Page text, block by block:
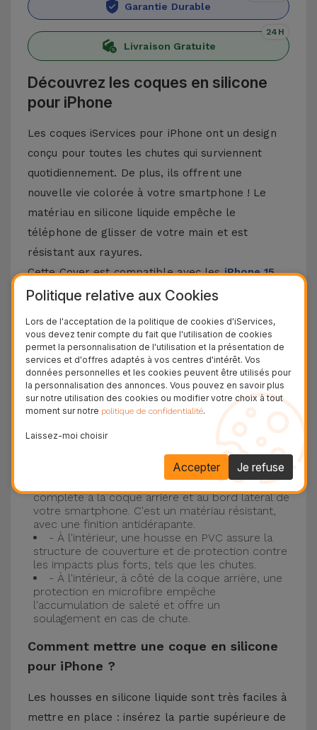
Garantie Durable
Livraison Gratuite
24H
Découvrez les coques en silicone
pour iPhone
Les coques iServices pour iPhone ont un design
conçu pour toutes les chutes qui surviennent
quotidiennement. De plus, ils offrent une
nouvelle vie colorée à votre smartphone ! Le
matériau en silicone liquide empêche le
téléphone de glisser de votre main et est
résistant aux rayures.
Cette Cover est compatible avec lesiPhone 15,
14, 13, 12, entre autres, ainsi qu'avec le modèle le
Protection à 3 couches avec coques en
silicone
Nos coques en silicone pour iPhone ont une
construction robuste et de qualité, avec une
construction à trois couches, pour éviter au
maximum les accidents et les casses !
- Une première couche de silicone liquide
donne de la couleur et une couverture
complète à la coque arrière et au bord latéral de
votre smartphone. C'est un matériau résistant,
avec une finition antidérapante.
- À l'intérieur, une housse en PVC assure la
structure de couverture et de protection contre
les impacts plus forts, tels que les chutes.
- À l'intérieur, à côté de la coque arrière, une
protection en microfibre empêche
l'accumulation de saleté et offre un
soulagement en cas de chute.
Comment mettre une coque en silicone
pour iPhone ?
Les housses en silicone liquide sont très faciles à
mettre en place : insérez la partie supérieure de
Politique relative aux Cookies
Lors de l'acceptation de la politique de cookies d'iServices,
vous devez tenir compte du fait que l'utilisation de cookies
permet la personnalisation de l'utilisation et la présentation de
services et d'offres adaptés à vos centres d'intérêt. Vos
données personnelles et les cookies peuvent être utilisés pour
la personnalisation des annonces. Vous pouvez en savoir plus
sur notre utilisation des cookies ou modifier votre choix à tout
moment sur notre politique de confidentialité.
Laissez-moi choisir
Je refuse
Accepter